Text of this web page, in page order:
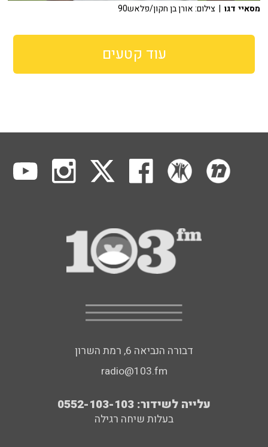
מסאיי דגו | צילום: אורן בן חקון/פלאש90
עוד קטעים
דבורה הנביאה 6, רמת השרון
radio@103.fm
עלייה לשידור: 0552-103-103
בעלות שיחה רגילה